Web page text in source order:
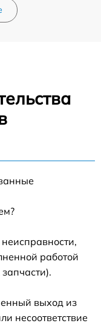
работой
выход из
несоответствие